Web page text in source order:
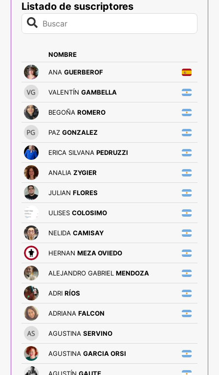
Listado de suscriptores
NOMBRE
ANA GUERBEROF
VALENTÍN GAMBELLA
BEGOÑA ROMERO
PAZ GONZALEZ
ERICA SILVANA PEDRUZZI
ANALIA ZYGIER
JULIAN FLORES
ULISES COLOSIMO
NELIDA CAMISAY
HERNAN MEZA OVIEDO
ALEJANDRO GABRIEL MENDOZA
ADRI RÍOS
ADRIANA FALCON
AGUSTINA SERVINO
AGUSTINA GARCIA ORSI